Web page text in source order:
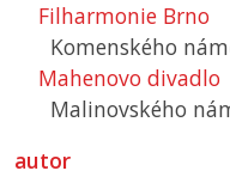
Filharmonie Brno
Komenského
Mahenovo divadlo
Malinovského
autor